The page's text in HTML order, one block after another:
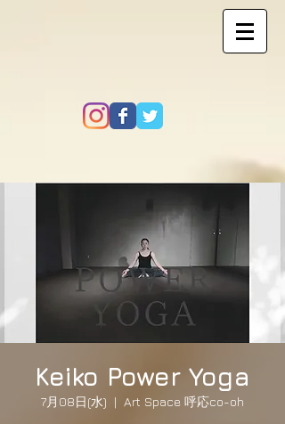
Keiko Power Yoga
7月08日(水)
  |
Art Space 呼応co-oh